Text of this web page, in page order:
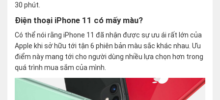
30 phút.
Điện thoại iPhone 11 có mấy màu?
Có thể nói rằng iPhone 11 đã nhận được sự ưu ái rất lớn của
Apple khi sở hữu tới tận 6 phiên bản màu sắc khác nhau. Ưu
điểm này mang tới cho người dùng nhiều lựa chọn hơn trong
quá trình mua sắm của mình.